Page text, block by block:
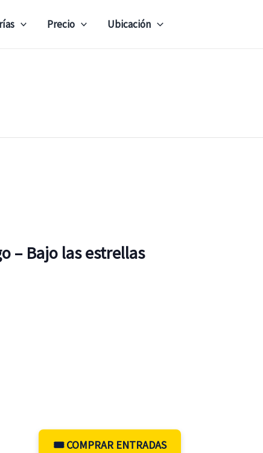
Precio Ubicación
– Bajo las estrellas
🎟️ COMPRAR ENTRADAS